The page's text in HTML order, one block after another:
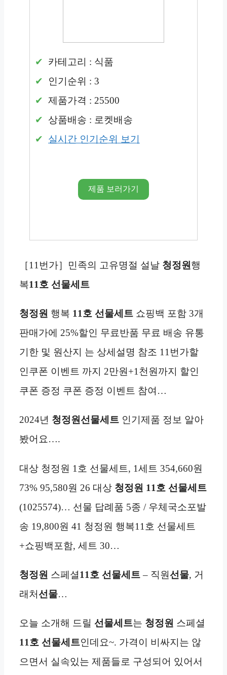
카테고리 : 식품
인기순위 : 3
제품가격 : 25500
상품배송 : 로켓배송
실시간 인기순위 보기
제품 보러가기
［11번가］민족의 고유명절 설날 청정원 행
복11호 선물세트
청정원 행복 11호 선물세트 쇼핑백 포함 3개
판매가에 25%할인 무료반품 무료 배송 유통
기한 및 원산지 는 상세설명 참조 11번가할
인쿠폰 이벤트 까지 2만원+1천원까지 할인
쿠폰 증정 쿠폰 증정 이벤트 참여…
2024년 청정원선물세트 인기제품 정보 알아
봤어요….
대상 청정원 1호 선물세트, 1세트 354,660원
73% 95,580원 26 대상 청정원 11호 선물세트
(1025574)… 선물 답례품 5종 / 우체국소포발
송 19,800원 41 청정원 행복11호 선물세트
+쇼핑백포함, 세트 30…
청정원 스페셜11호 선물세트– 직원선물, 거
래처선물…
오늘 소개해 드릴 선물세트는 청정원 스페셜
11호 선물세트인데요~. 가격이 비싸지는 않
으면서 실속있는 제품들로 구성되어 있어서